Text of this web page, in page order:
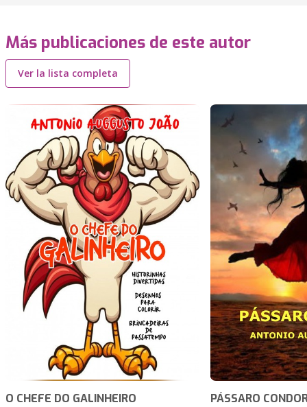
Más publicaciones de este autor
Ver la lista completa
O CHEFE DO GALINHEIRO PÁSSARO